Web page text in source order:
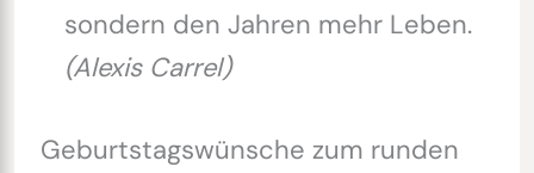
sondern den Jahren mehr Leben.
(Alexis Carrel)
Geburtstagswünsche zum runden